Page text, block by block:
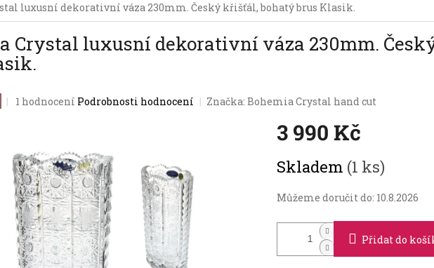
luxusní dekorativní váza 230mm. Český křišťál, bohatý brus Klasik.
Crystal luxusní dekorativní váza 230mm.
Průměrné
5,0
z
5
hvězdiček.
1 hodnocení Podrobnosti hodnocení Značka:Bohemia Crystal hand cut
3 990 Kč
cena:
Skladem (1 ks)
Můžeme doručit do: 10.8.2026
Přidat do